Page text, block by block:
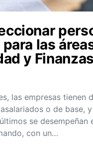
las
y Finanzas
las empresas tienen
o de base,
se desempeñan
con un…